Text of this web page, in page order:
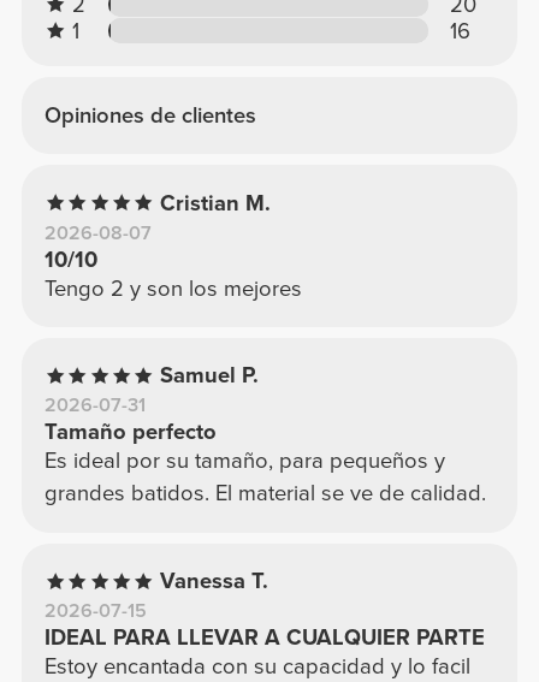
1
16
Opiniones de clientes
Cristian M.
2026-08-07
10/10
Tengo 2 y son los mejores
Samuel P.
2026-07-31
Tamaño perfecto
Es ideal por su tamaño, para pequeños y
grandes batidos. El material se ve de calidad.
Vanessa T.
2026-07-15
IDEAL PARA LLEVAR A CUALQUIER PARTE
Estoy encantada con su capacidad y lo facil